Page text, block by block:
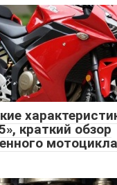
краткий обзор
мотоцикла